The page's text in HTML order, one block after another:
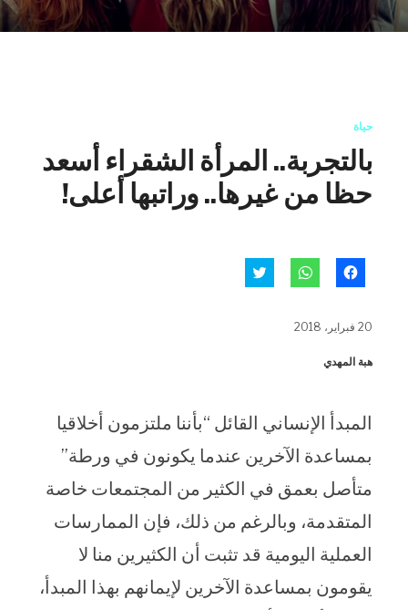
حياة
بالتجربة.. المرأة الشقراء أسعد
حظا من غيرها.. وراتبها أعلى!
للمشاركة
في
للمشاركة
في 20 فبراير، 2018
هبة المهدي
المبدأ الإنساني القائل “بأننا ملتزمون أخلاقيا
بمساعدة الآخرين عندما يكونون في ورطة”
متأصل بعمق في الكثير من المجتمعات خاصة
المتقدمة، وبالرغم من ذلك، فإن الممارسات
العملية اليومية قد تثبت أن الكثيرين منا لا
يقومون بمساعدة الآخرين لإيمانهم بهذا المبدأ،